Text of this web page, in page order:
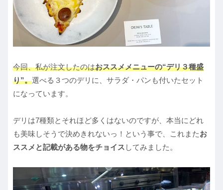
今回、私が注文したのはおススメメニューの“デリ３種盛
り”。選べる３つのデリに、サラダ・パンも付いたセット
になっています。
デリは7種類とそれほど多くはないのですが、本当にどれ
も美味しそうで決めきれないっ！という事で、これまたお
ススメと記載がある物をチョイス してみました。